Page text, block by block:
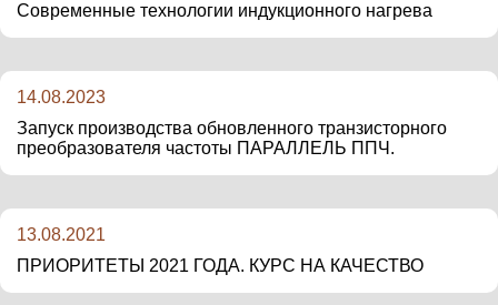
Современные технологии индукционного нагрева
14.08.2023
Запуск производства обновленного транзисторного
преобразователя частоты ПАРАЛЛЕЛЬ ППЧ.
13.08.2021
ПРИОРИТЕТЫ 2021 ГОДА. КУРС НА КАЧЕСТВО